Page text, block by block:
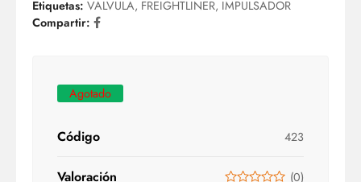
Etiquetas: VALVULA, FREIGHTLINER, IMPULSADOR
Compartir:
Agotado
Código 423
Valoración (0)